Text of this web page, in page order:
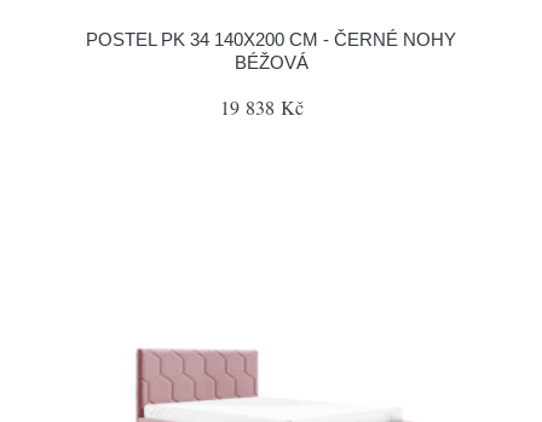
POSTEL PK 34 140X200 CM - ČERNÉ NOHY
BÉŽOVÁ
19 838 Kč